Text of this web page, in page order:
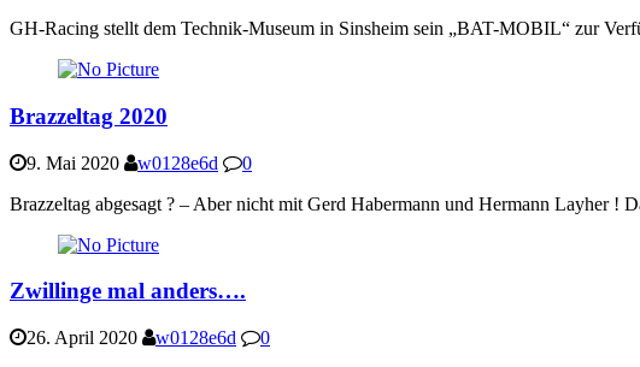
GH-Racing stellt dem Technik-Museum in Sinsheim sein „BAT-MOBIL“ zur
Brazzeltag 2020
9. Mai 2020 w0128e6d
0
Brazzeltag abgesagt ? – Aber nicht mit Gerd Habermann und Hermann Layher !
Zwillinge mal anders….
26. April 2020 w0128e6d
0